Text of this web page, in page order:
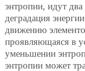
энтропии, идут
деградация
движению
проявляющаяся в
уменьшении
энтропии может